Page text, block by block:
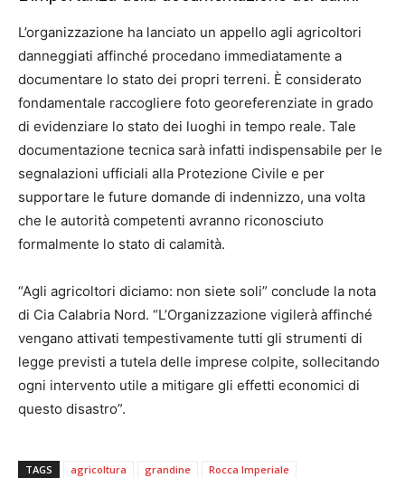
L’organizzazione ha lanciato un appello agli agricoltori
danneggiati affinché procedano immediatamente a
documentare lo stato dei propri terreni. È considerato
fondamentale raccogliere foto georeferenziate in grado
di evidenziare lo stato dei luoghi in tempo reale. Tale
documentazione tecnica sarà infatti indispensabile per le
segnalazioni ufficiali alla Protezione Civile e per
supportare le future domande di indennizzo, una volta
che le autorità competenti avranno riconosciuto
formalmente lo stato di calamità.
“Agli agricoltori diciamo: non siete soli” conclude la nota
di Cia Calabria Nord. “L’Organizzazione vigilerà affinché
vengano attivati tempestivamente tutti gli strumenti di
legge previsti a tutela delle imprese colpite, sollecitando
ogni intervento utile a mitigare gli effetti economici di
questo disastro”.
TAGS agricoltura grandine Rocca Imperiale